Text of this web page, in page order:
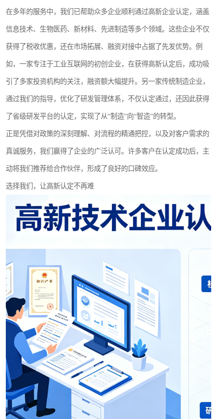
在多年的服务中，我们已帮助众多企业顺利通过高新企业认定，涵盖
信息技术、生物医药、新材料、先进制造等多个领域。这些企业不仅
获得了税收优惠，还在市场拓展、融资对接中占据了先发优势。例
如，一家专注于工业互联网的初创企业，在获得高新认定后，成功吸
引了多家投资机构的关注，融资额大幅提升。另一家传统制造企业，
通过我们的指导，优化了研发管理体系，不仅认定通过，还因此获得
了省级研发平台的认定，实现了从“制造”向“智造”的转型。
正是凭借对政策的深刻理解、对流程的精通把控，以及对客户需求的
真诚服务，我们赢得了企业的广泛认可。许多客户在认定成功后，主
动将我们推荐给合作伙伴，形成了良好的口碑效应。
选择我们，让高新认定不再难